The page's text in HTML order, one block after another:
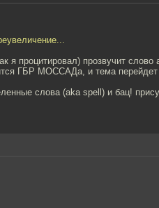
я процитировал) прозвучит слово
ГБР МОССАДа, и тема перейдет
слова (aka spell) и бац!